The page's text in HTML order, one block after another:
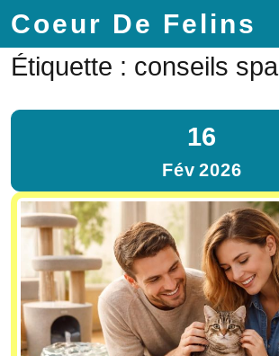
Coeur De Felins
Étiquette : conseils spa
16
Fév 2026